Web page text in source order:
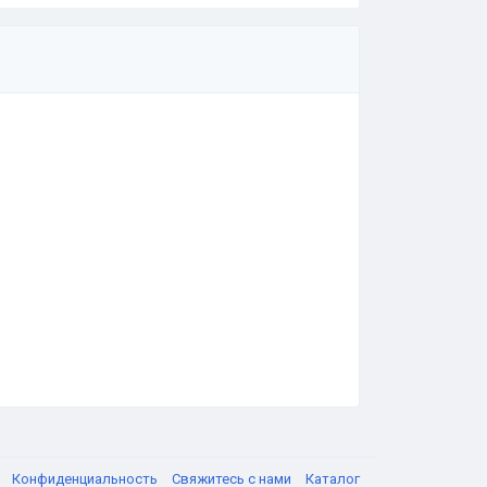
Конфиденциальность Свяжитесь с нами Каталог